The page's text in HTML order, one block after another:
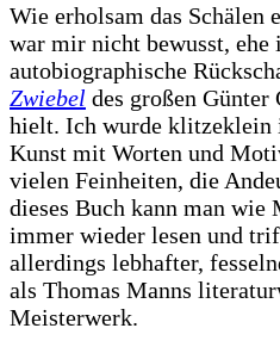
Wie erholsam das Schälen
war mir nicht bewusst, ehe
autobiographische
Zwiebel des großen Günter
hielt. Ich wurde klitzeklein
Kunst mit Worten und
vielen Feinheiten, die
dieses Buch kann man wie
immer wieder lesen und
allerdings lebhafter,
als Thomas Manns
Meisterwerk.